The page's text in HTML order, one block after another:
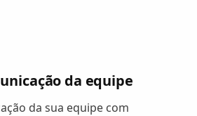
da equipe
da sua equipe com